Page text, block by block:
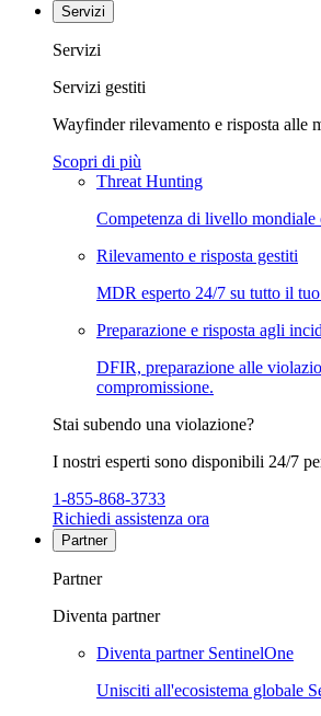
Servizi
Servizi
Servizi gestiti
Wayfinder rilevamento e risposta alle
Scopri di più
Threat Hunting
Competenza di livello mondiale
Rilevamento e risposta gestiti
MDR esperto 24/7 su tutto il
Preparazione e risposta agli
DFIR, preparazione alle
compromissione.
Stai subendo una violazione?
I nostri esperti sono disponibili 24/7
1-855-868-3733
Richiedi assistenza ora
Partner
Partner
Diventa partner
Diventa partner SentinelOne
Unisciti all'ecosistema globale